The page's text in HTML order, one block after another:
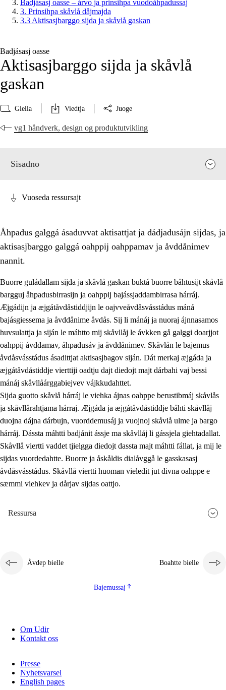
Badjásasj oasse – árvo ja prinsihpa vuodoåhpadussaj
3. Prinsihpa skåvlå dåjmajda
3.3 Aktisasjbarggo sijda ja skåvlå gaskan
Badjásasj oasse
Aktisasjbarggo sijda ja skåvlå
gaskan
Giella Viedtja Juoge
vg1 håndverk, design og produktutvikling
Sisadno
3. Prinsihpa skåvlå dåjmajda
3.1 Sebrudahtte oahppambirás
3.2 Åhpadibme ja hiebadum åhpadus
3.3 Aktisasjbarggo sijda ja skåvlå gaskan
3.4 Åhpadus åhpadusvidnudagán ja barggoiellemin
Profesjåvnåaktisasjvuohta ja skåvllååvddånibme
Vuoseda ressursajt
Åhpadus galggá ásaduvvat aktisattjat ja dádjadusájn sijdas, ja
aktisasjbarggo galggá oahppij oahppamav ja åvddånimev
nannit.
Buorre guládallam sijda ja skåvlå gaskan buktá buorre båhtusijt skåvlå
bargguj åhpadusbirrasijn ja oahppij bajássjaddambirrasa hárráj.
Æjgádijn ja æjgátåvdåstiddjijn le oajvveåvdåsvásstádus máná
bajásgiessema ja åvddånime åvdås. Sij li mánáj ja nuoraj ájnnasamos
huvsulattja ja siján le máhtto mij skåvllåj le ávkken gå galggi doarjjot
oahppij ávddamav, åhpadusáv ja åvddånimev. Skåvlån le bajemus
åvdåsvásstádus ásadittjat aktisasjbagov siján. Dát merkaj æjgáda ja
æjgátåvdåstiddje vierttiji oadtju dajt diedojt majt dárbahi vaj bessi
mánáj skåvllåárggabiejvev vájkkudahttet.
Sijda guotto skåvlå hárráj le viehka ájnas oahppe berustibmáj skåvlås
ja skåvllårahtjama hárraj. Æjgáda ja æjgátåvdåstiddje båhti skåvllåj
duojna dájna dárbujn, vuorddemusáj ja vuojnoj skåvlå ulme ja bargo
hárráj. Dássta máhtti badjánit ássje ma skåvllåj li gássjela giehtadallat.
Skåvllå viertti vaddet tjielgga diedojt dassta majt máhtti fállat, ja mij le
sijdas vuordedahtte. Buorre ja åskåldis dialåvggå le gasskasasj
åvdåsvásstádus. Skåvllå viertti huoman vieledit jut divna oahppe e
sæmmi viehkev ja dårjav sijdas oattjo.
Ressursa
Åvdep bielle Boahtte bielle
Bajemussaj
Om Udir
Kontakt oss
Presse
Nyhetsvarsel
English pages